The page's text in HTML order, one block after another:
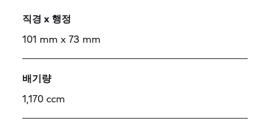
직경 x 행정
101 mm x 73 mm
배기량
1,170 ccm